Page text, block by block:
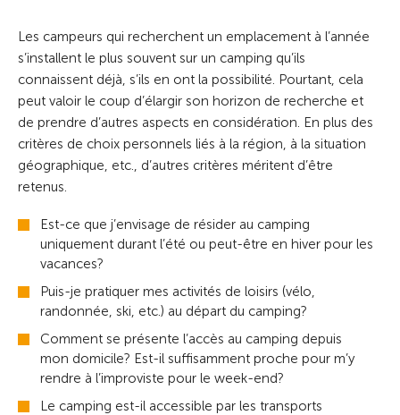
Les campeurs qui recherchent un emplacement à l’année
s’installent le plus souvent sur un camping qu’ils
connaissent déjà, s’ils en ont la possibilité. Pourtant, cela
peut valoir le coup d’élargir son horizon de recherche et
de prendre d’autres aspects en considération. En plus des
critères de choix personnels liés à la région, à la situation
géographique, etc., d’autres critères méritent d’être
retenus.
Est-ce que j’envisage de résider au camping
uniquement durant l’été ou peut-être en hiver pour les
vacances?
Puis-je pratiquer mes activités de loisirs (vélo,
randonnée, ski, etc.) au départ du camping?
Comment se présente l’accès au camping depuis
mon domicile? Est-il suffisamment proche pour m’y
rendre à l’improviste pour le week-end?
Le camping est-il accessible par les transports